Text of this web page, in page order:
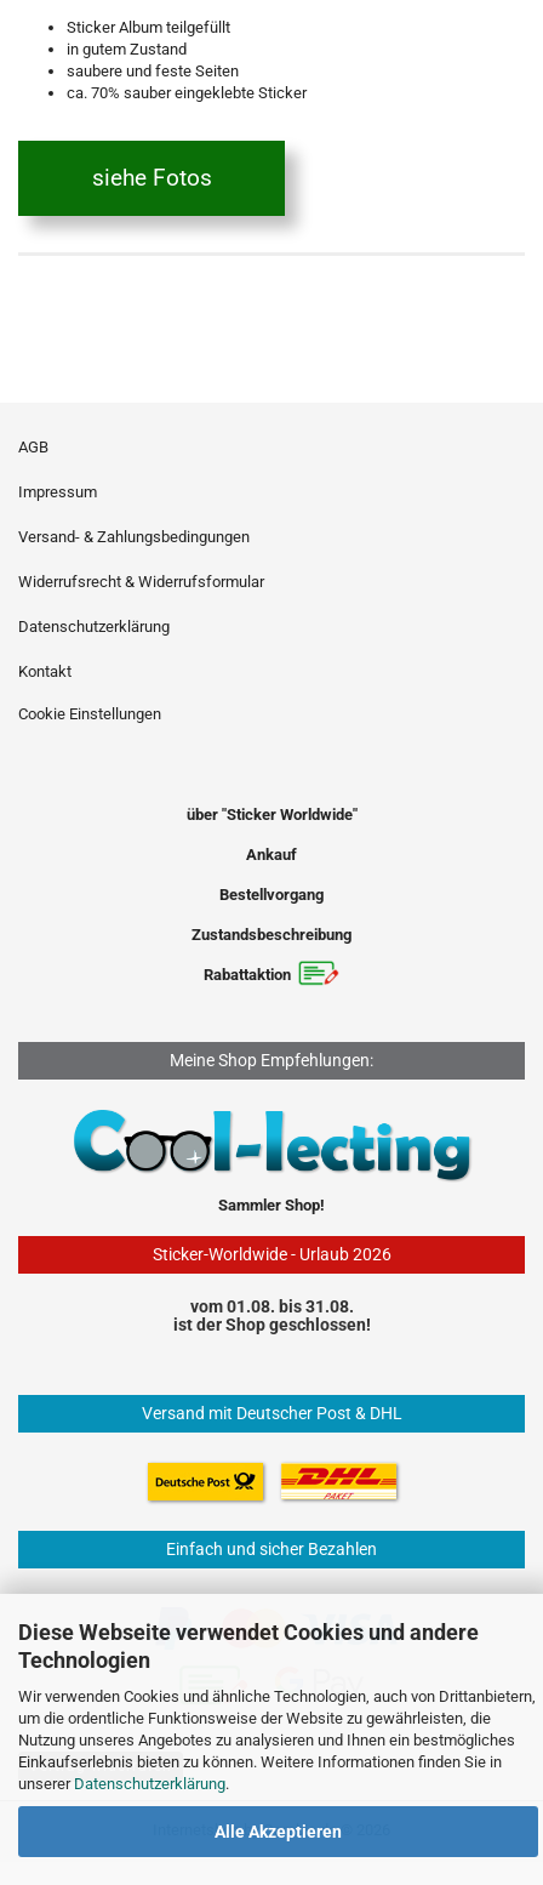
Diese Webseite verwendet Cookies und andere
Technologien
Wir verwenden Cookies und ähnliche Technologien, auch von Drittanbietern,
um die ordentliche Funktionsweise der Website zu gewährleisten, die
Nutzung unseres Angebotes zu analysieren und Ihnen ein bestmögliches
Einkaufserlebnis bieten zu können. Weitere Informationen finden Sie in
unserer Datenschutzerklärung.
Alle Akzeptieren
Sticker Album teilgefüllt
in gutem Zustand
saubere und feste Seiten
ca. 70% sauber eingeklebte Sticker
siehe Fotos
AGB
Impressum
Versand- & Zahlungsbedingungen
Widerrufsrecht & Widerrufsformular
Datenschutzerklärung
Kontakt
Cookie Einstellungen
über "Sticker Worldwide"
Ankauf
Bestellvorgang
Zustandsbeschreibung
Rabattaktion
Meine Shop Empfehlungen:
Sammler Shop!
Sticker-Worldwide - Urlaub 2026
vom 01.08. bis 31.08.
ist der Shop geschlossen!
Versand mit Deutscher Post & DHL
Einfach und sicher Bezahlen
Vertrag widerrufen
Internetshopby Gambio.de © 2026